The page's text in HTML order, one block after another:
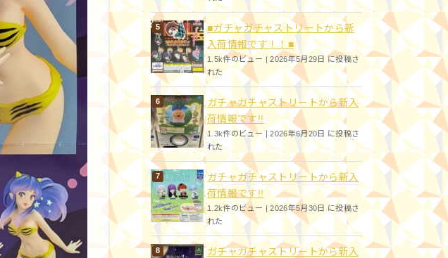
■ガチャガチャストリートから新
入荷情報です！！■
1.5k件のビュー |2026年5月29日 に投稿さ
れた
ガチャガチャストリートから新入
荷情報です!!
1.3k件のビュー|2026年6月20日 に投稿さ
れた
ガチャガチャストリートから新入
荷情報です!!
1.2k件のビュー |2026年5月30日 に投稿さ
れた
ガチャガチャストリートから新入